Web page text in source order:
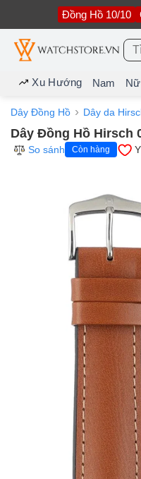
nội
dung
Đồng Hồ 10/10
Xu Hướng Nam Nữ
Dây Đồng Hồ Dây da
Dây Đồng Hồ Hirsch
So sánh
Còn hàng